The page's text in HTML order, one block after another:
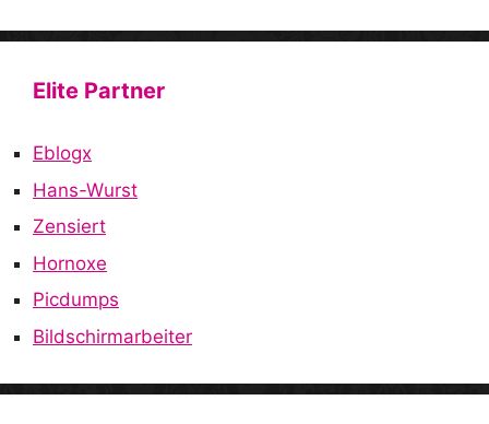
Elite Partner
Eblogx
Hans-Wurst
Zensiert
Hornoxe
Picdumps
Bildschirmarbeiter